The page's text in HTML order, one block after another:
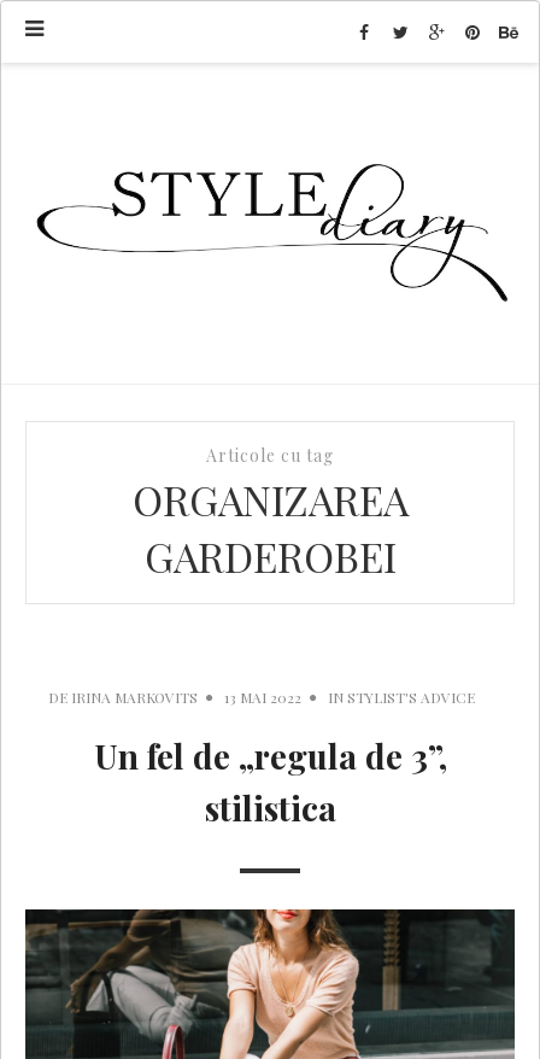
Articole cu tag
ORGANIZAREA
GARDEROBEI
DE IRINA MARKOVITS 13 MAI 2022 IN STYLIST'S ADVICE
Un fel de „regula de 3”,
stilistica